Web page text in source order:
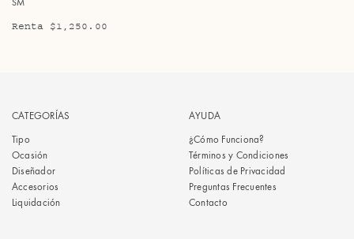
SM
Renta $1,250.00
CATEGORÍAS
Tipo
Ocasión
Diseñador
Accesorios
Liquidación
AYUDA
¿Cómo Funciona?
Términos y Condiciones
Políticas de Privacidad
Preguntas Frecuentes
Contacto